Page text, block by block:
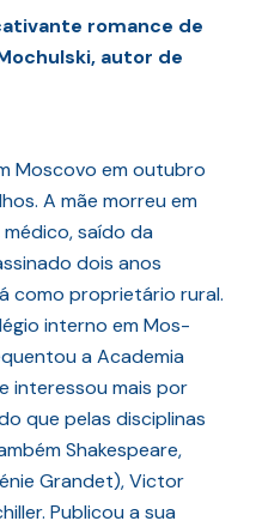
romance de
autor de
Moscovo em outubro
A mãe morreu em
médico, saído da
dois anos
como proprietário rural.
interno em Mos-
a Academia
interessou mais por
que pelas disciplinas
Shakespeare,
Grandet), Victor
Publicou a sua